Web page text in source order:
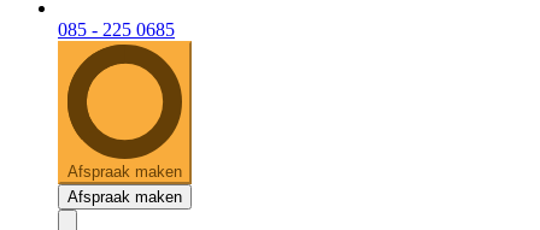
085 - 225 0685
Afspraak maken
Afspraak maken